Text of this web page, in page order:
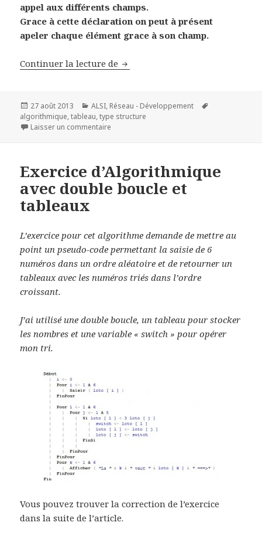
appel aux différents champs.
Grace à cette déclaration on peut à présent
apeler chaque élément grace à son champ.
Continuer la lecture de Les types structurés en
Publié
le
27 août 2013 Catégories
ALSI, Réseau - Développement
algorithmique,tableau,type structure
Laisser un commentaire
Exercice d’Algorithmique
avec double boucle et
tableaux
L’exercice pour cet algorithme demande de mettre au
point un pseudo-code permettant la saisie de 6
numéros dans un ordre aléatoire et de retourner un
tableaux avec les numéros triés dans l’ordre
croissant.
J’ai utilisé une double boucle, un tableau pour stocker
les nombres et une variable « switch » pour opérer
mon tri.
Vous pouvez trouver la correction de l’exercice
dans la suite de l’article.